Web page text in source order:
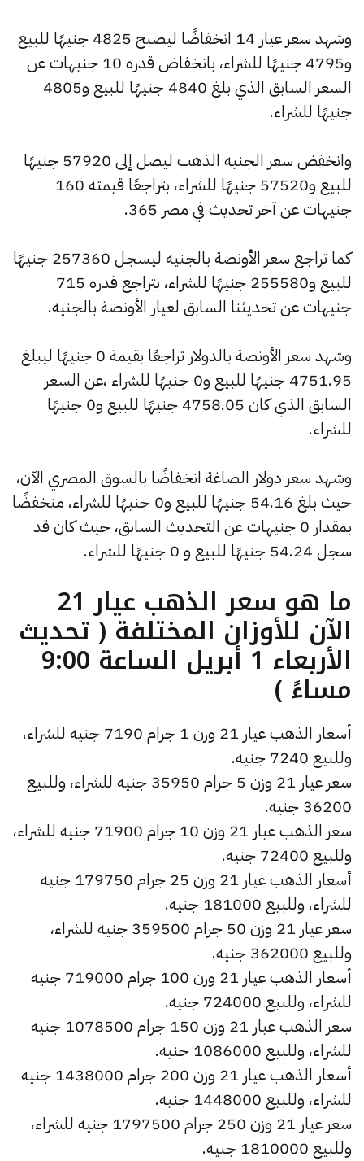
وشهد سعر عيار 14 انخفاضًا ليصبح 4825 جنيهًا للبيع
و4795 جنيهًا للشراء، بانخفاض قدره 10 جنيهات عن
السعر السابق الذي بلغ 4840 جنيهًا للبيع و4805
جنيهًا للشراء.
وانخفض سعر الجنيه الذهب ليصل إلى 57920 جنيهًا
للبيع و57520 جنيهًا للشراء، بتراجعًا قيمته 160
جنيهات عن آخر تحديث في مصر 365.
كما تراجع سعر الأونصة بالجنيه ليسجل 257360 جنيهًا
للبيع و255580 جنيهًا للشراء، بتراجع قدره 715
جنيهات عن تحديثنا السابق لعيار الأونصة بالجنيه.
وشهد سعر الأونصة بالدولار تراجعًا بقيمة 0 جنيهًا ليبلغ
4751.95 جنيهًا للبيع و0 جنيهًا للشراء ،عن السعر
السابق الذي كان 4758.05 جنيهًا للبيع و0 جنيهًا
للشراء.
وشهد سعر دولار الصاغة انخفاضًا بالسوق المصري الآن،
حيث بلغ 54.16 جنيهًا للبيع و0 جنيهًا للشراء، منخفضًا
بمقدار 0 جنيهات عن التحديث السابق، حيث كان قد
سجل 54.24 جنيهًا للبيع و 0 جنيهًا للشراء.
ما هو سعر الذهب عيار 21
الآن للأوزان المختلفة ( تحديث
الأربعاء 1 أبريل الساعة 9:00
مساءً )
أسعار الذهب عيار 21 وزن 1 جرام 7190 جنيه للشراء،
وللبيع 7240 جنيه.
سعر عيار 21 وزن 5 جرام 35950 جنيه للشراء، وللبيع
36200 جنيه.
سعر الذهب عيار 21 وزن 10 جرام 71900 جنيه للشراء،
وللبيع 72400 جنيه.
أسعار الذهب عيار 21 وزن 25 جرام 179750 جنيه
للشراء، وللبيع 181000 جنيه.
سعر عيار 21 وزن 50 جرام 359500 جنيه للشراء،
وللبيع 362000 جنيه.
أسعار الذهب عيار 21 وزن 100 جرام 719000 جنيه
للشراء، وللبيع 724000 جنيه.
سعر الذهب عيار 21 وزن 150 جرام 1078500 جنيه
للشراء، وللبيع 1086000 جنيه.
أسعار الذهب عيار 21 وزن 200 جرام 1438000 جنيه
للشراء، وللبيع 1448000 جنيه.
سعر عيار 21 وزن 250 جرام 1797500 جنيه للشراء،
وللبيع 1810000 جنيه.